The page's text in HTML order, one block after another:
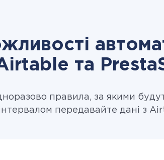
та
правила, за якими
передавайте дані з